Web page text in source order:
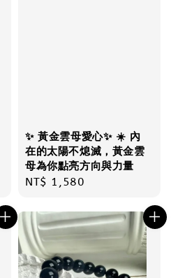
✨ 黃金雲母愛心✨ ☀️ 內
在的太陽不熄滅，黃金雲
母為你點亮方向與力量
Regular
NT$ 1,580